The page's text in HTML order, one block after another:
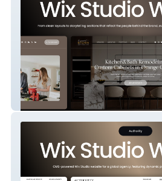
Legourmet Kitchen